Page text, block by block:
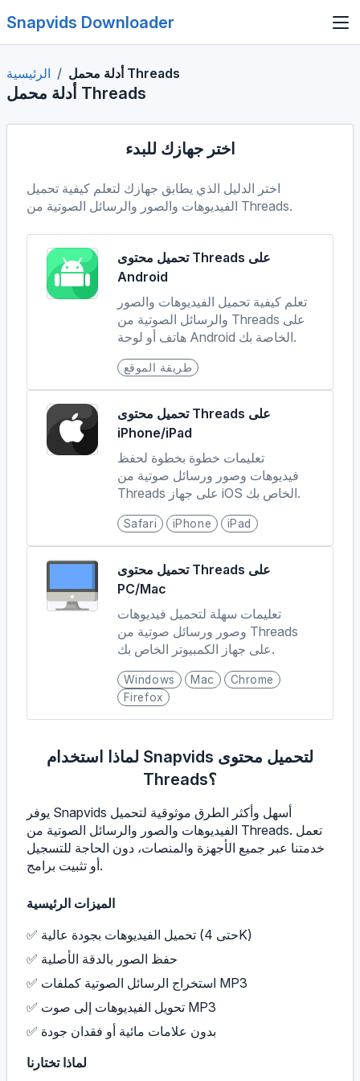
Snapvids Downloader
الرئيسية أدلة محمل Threads
أدلة محمل Threads
اختر جهازك للبدء
اختر الدليل الذي يطابق جهازك لتعلم كيفية تحميل
الفيديوهات والصور والرسائل الصوتية من Threads.
تحميل محتوى Threads على
Android
تعلم كيفية تحميل الفيديوهات والصور
والرسائل الصوتية من Threads على
هاتف أو لوحة Android الخاصة بك.
طريقة الموقع
تحميل محتوى Threads على
iPhone/iPad
تعليمات خطوة بخطوة لحفظ
فيديوهات وصور ورسائل صوتية من
Threads على جهاز iOS الخاص بك.
Safari iPhone iPad
تحميل محتوى Threads على
PC/Mac
تعليمات سهلة لتحميل فيديوهات
وصور ورسائل صوتية من Threads
على جهاز الكمبيوتر الخاص بك.
Windows Mac
Chrome
Firefox
لماذا استخدام Snapvids لتحميل محتوى
Threads؟
يوفر Snapvids أسهل وأكثر الطرق موثوقية لتحميل
الفيديوهات والصور والرسائل الصوتية من Threads. تعمل
خدمتنا عبر جميع الأجهزة والمنصات، دون الحاجة للتسجيل
أو تثبيت برامج.
الميزات الرئيسية
✅ تحميل الفيديوهات بجودة عالية (حتى 4K)
✅ حفظ الصور بالدقة الأصلية
✅ استخراج الرسائل الصوتية كملفات MP3
✅ تحويل الفيديوهات إلى صوت MP3
✅ بدون علامات مائية أو فقدان جودة
لماذا تختارنا